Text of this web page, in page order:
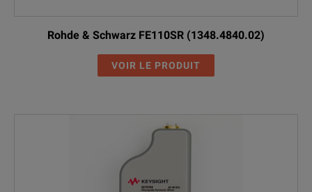
Rohde & Schwarz FE110SR (1348.4840.02)
VOIR LE PRODUIT